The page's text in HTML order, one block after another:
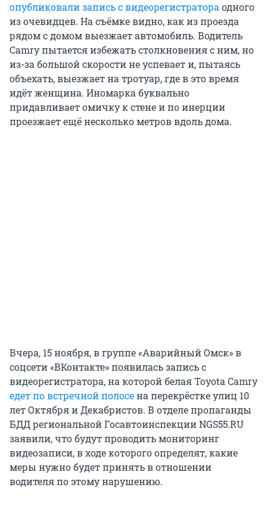
опубликовали запись с видеорегистратораодного
из очевидцев. На съёмке видно, как из проезда
рядом с домом выезжает автомобиль. Водитель
Camry пытается избежать столкновения с ним, но
из-за большой скорости не успевает и, пытаясь
объехать, выезжает на тротуар, где в это время
идёт женщина. Иномарка буквально
придавливает омичку к стене и по инерции
проезжает ещё несколько метров вдоль дома.
Вчера, 15 ноября, в группе «Аварийный Омск» в
соцсети «ВКонтакте» появилась запись с
видеорегистратора, на которой белая Toyota Camry
едет по встречной полосена перекрёстке улиц 10
лет Октября и Декабристов. В отделе пропаганды
БДД региональной Госавтоинспекции NGS55.RU
заявили, что будут проводить мониторинг
видеозаписи, в ходе которого определят, какие
меры нужно будет принять в отношении
водителя по этому нарушению.